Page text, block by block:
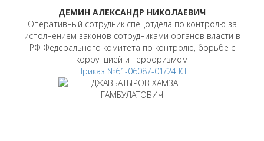
ДЕМИН АЛЕКСАНДР НИКОЛАЕВИЧ
Оперативный сотрудник спецотдела по контролю за
исполнением законов сотрудниками органов власти в
РФ Федерального комитета по контролю, борьбе с
коррупцией и терроризмом
Приказ №61-06087-01/24 КТ